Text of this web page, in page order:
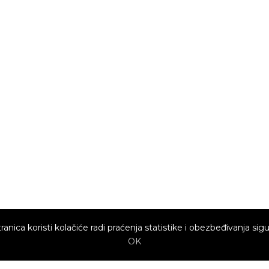
koristi kolačiće radi praćenja statistike i obezbeđivanja
OK